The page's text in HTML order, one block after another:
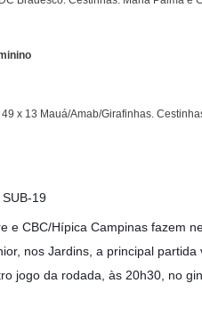
x 13 Mauá/Amab/Girafinhas.
19
e CBC/Hípica Campinas fazem
nos Jardins, a principal
jogo da rodada, às 20h30, no